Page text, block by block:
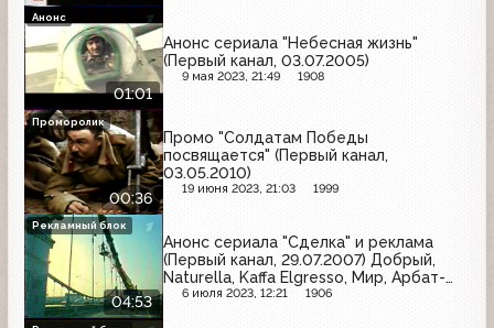
01:01
Анонс сериала "Небесная жизнь"
(Первый канал, 03.07.2005)
9 мая 2023, 21:49 1908
Анонс
00:36
Промо "Солдатам Победы
посвящается" (Первый канал,
03.05.2010)
19 июня 2023, 21:03 1999
Проморолик
04:53
Анонс сериала "Сделка" и реклама
(Первый канал, 29.07.2007) Добрый,
Naturella, Kaffa Elgresso, Мир, Арбат-
Престиж, МТТ, Я, Мегафон-Москва,
6 июля 2023, 12:21 1906
Рекламный блок